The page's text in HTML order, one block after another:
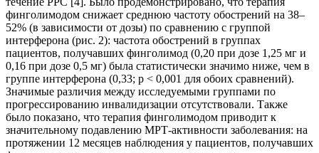
финголимодом снижает среднюю частоту обострений на 38–
52% (в зависимости от дозы) по сравнению с группой
интерферона (рис. 2): частота обострений в группах
пациентов, получавших финголимод (0,20 при дозе 1,25 мг и
0,16 при дозе 0,5 мг) была статистически значимо ниже, чем в
группе интерферона (0,33; р < 0,001 для обоих сравнений).
Значимые различия между исследуемыми группами по
прогрессированию инвалидизации отсутствовали. Также
было показано, что терапия финголимодом приводит к
значительному подавлению МРТ-активности заболевания: на
протяжении 12 месяцев наблюдения у пациентов, получавших